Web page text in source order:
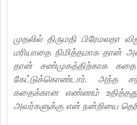
முதலில் திருமதி பிரேமலதா
மரியாதை நிமித்தமாக
தான் சண்முகத்திற்காக
கேட்டுக்கொண்டார். அந்த
கதைக்கான எண்ணம்
அவர்களுக்கு என் நன்றியை